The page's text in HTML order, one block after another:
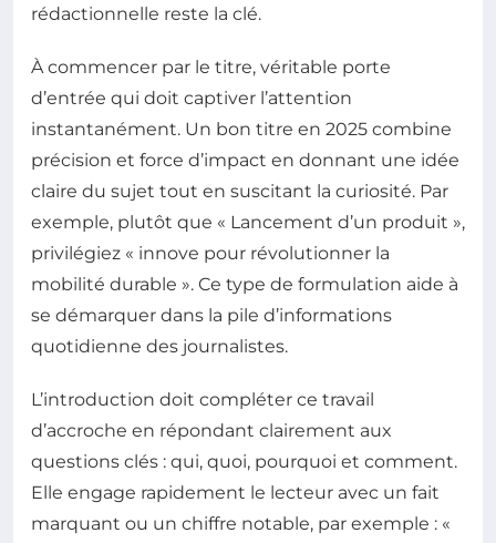
rédactionnelle reste la clé.
À commencer par le titre, véritable porte
d’entrée qui doit captiver l’attention
instantanément. Un bon titre en 2025 combine
précision et force d’impact en donnant une idée
claire du sujet tout en suscitant la curiosité. Par
exemple, plutôt que « Lancement d’un produit »,
privilégiez « innove pour révolutionner la
mobilité durable ». Ce type de formulation aide à
se démarquer dans la pile d’informations
quotidienne des journalistes.
L’introduction doit compléter ce travail
d’accroche en répondant clairement aux
questions clés : qui, quoi, pourquoi et comment.
Elle engage rapidement le lecteur avec un fait
marquant ou un chiffre notable, par exemple : «